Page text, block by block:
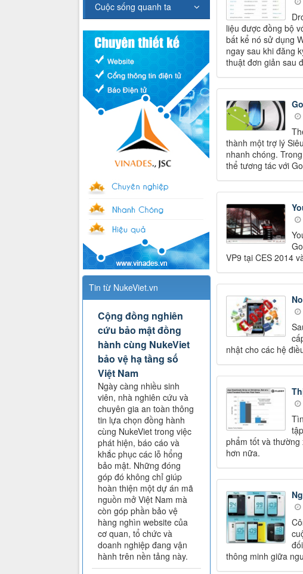
liệu được đồng bộ
bất kể nó sử dụng
ngay sau khi đăng
thuật đơn giản sau
thành một trợ lý
nhanh chóng.
thể tương tác với
VP9 tại CES 2014
nhật cho các hệ
phẩm tốt và
hơn nữa.
thông minh giữa
Cuộc sống quanh ta
Tin từ NukeViet.vn
Cộng đồng nghiên
cứu bảo mật đồng
hành cùng NukeViet
bảo vệ hạ tầng số
Việt Nam
Ngày càng nhiều sinh
viên, nhà nghiên cứu và
chuyên gia an toàn thông
tin lựa chọn đồng hành
cùng NukeViet trong việc
phát hiện, báo cáo và
khắc phục các lỗ hổng
bảo mật. Những đóng
góp đó không chỉ giúp
hoàn thiện một dự án mã
nguồn mở Việt Nam mà
còn góp phần bảo vệ
hàng nghìn website của
cơ quan, tổ chức và
doanh nghiệp đang vận
hành trên nền tảng này.